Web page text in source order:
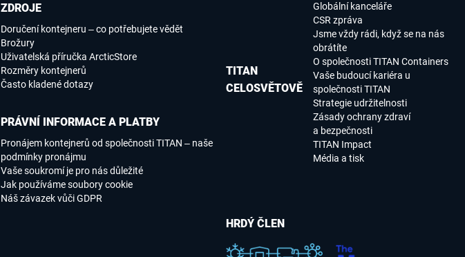
TITAN
CELOSVĚTOVĚ
Globální kanceláře
CSR zpráva
Jsme vždy rádi, když se na nás
obrátíte
O společnosti TITAN Containers
Vaše budoucí kariéra u
společnosti TITAN
Strategie udržitelnosti
Zásady ochrany zdraví
a bezpečnosti
TITAN Impact
Média a tisk
ZDROJE
Doručení kontejneru – co potřebujete vědět
Brožury
Uživatelská příručka ArcticStore
Rozměry kontejnerů
Často kladené dotazy
PRÁVNÍ INFORMACE A PLATBY
Pronájem kontejnerů od společnosti TITAN – naše
podmínky pronájmu
Vaše soukromí je pro nás důležité
Jak používáme soubory cookie
Náš závazek vůči GDPR
HRDÝ ČLEN